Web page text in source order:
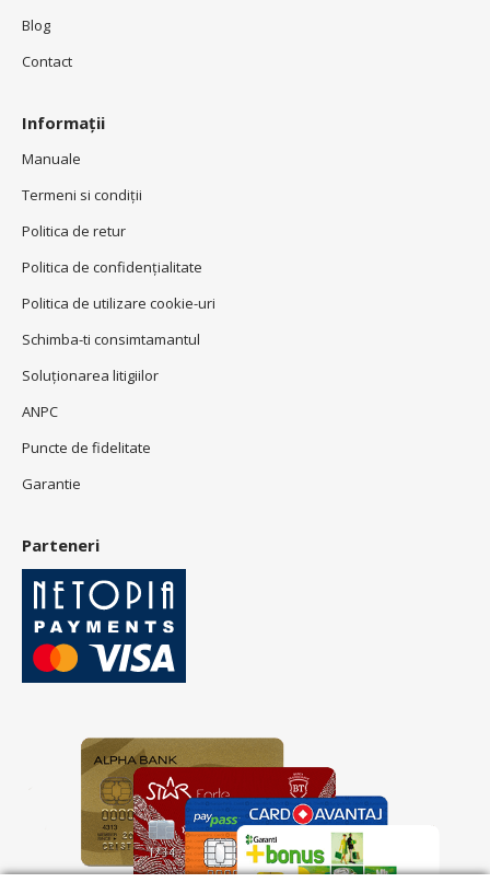
Blog
Contact
Informații
Manuale
Termeni si condiţii
Politica de retur
Politica de confidenţialitate
Politica de utilizare cookie-uri
Schimba-ti consimtamantul
Soluționarea litigiilor
ANPC
Puncte de fidelitate
Garantie
Parteneri